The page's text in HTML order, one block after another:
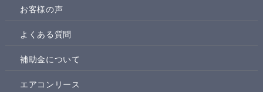
お客様の声
よくある質問
補助金について
エアコンリース